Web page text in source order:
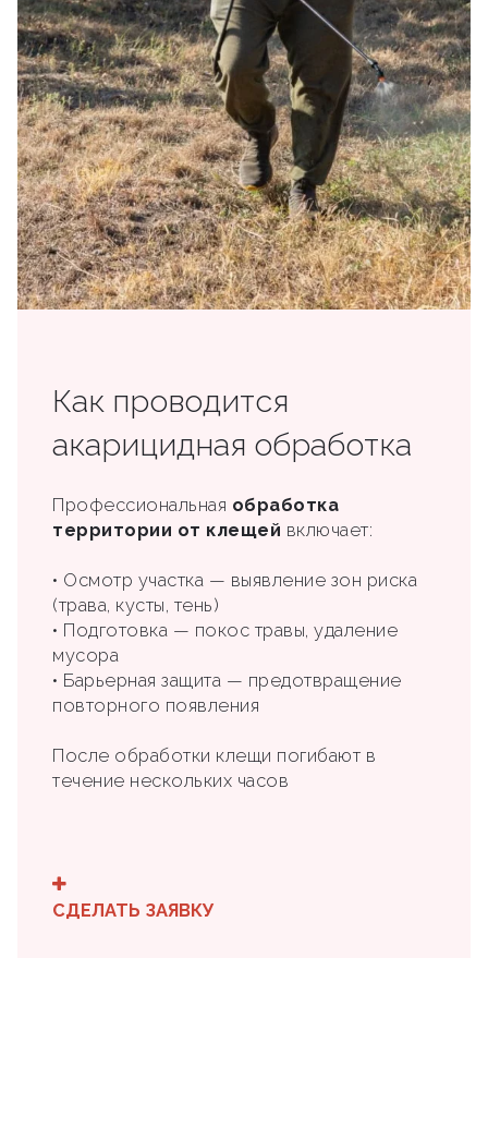
Как проводится
акарицидная обработка
Профессиональная обработка
территории от клещей включает:
• Осмотр участка — выявление зон риска
(трава, кусты, тень)
• Подготовка — покос травы, удаление
мусора
• Барьерная защита — предотвращение
повторного появления
После обработки клещи погибают в
течение нескольких часов
СДЕЛАТЬ ЗАЯВКУ